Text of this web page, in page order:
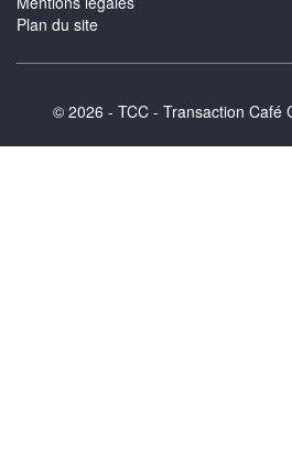
Plan du site
© 2026 - TCC - Transaction Café